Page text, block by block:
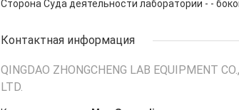
Сторона Суда деятельности лаборатории - -
Контактная информация
QINGDAO ZHONGCHENG LAB EQUIPMENT CO.,
LTD.